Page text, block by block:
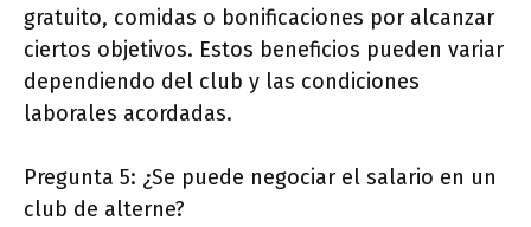
gratuito, comidas o bonificaciones por alcanzar
ciertos objetivos. Estos beneficios pueden variar
dependiendo del club y las condiciones
laborales acordadas.
Pregunta 5: ¿Se puede negociar el salario en un
club de alterne?